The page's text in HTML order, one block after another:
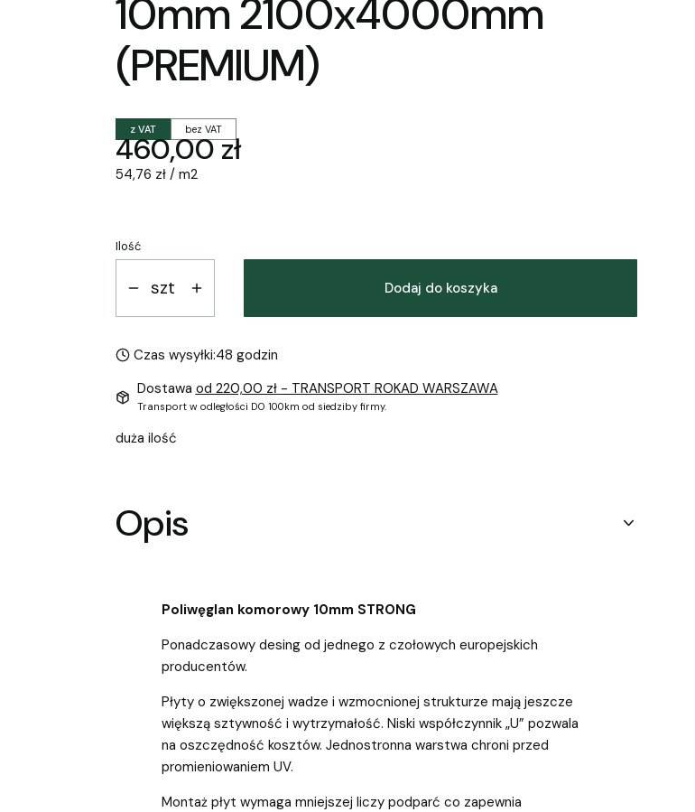
10mm 2100x4000mm
(PREMIUM)
z VAT bez VAT
Cena
460,00 zł
54,76 zł / m2
Ilość
szt Dodaj do koszyka
Czas wysyłki:48 godzin
Dostawa od 220,00 zł - TRANSPORT ROKAD WARSZAWA
Transport w odległości DO 100km od siedziby firmy.
duża ilość
Opis
Poliwęglan komorowy 10mm STRONG
Ponadczasowy desing od jednego z czołowych europejskich
producentów.
Płyty o zwiększonej wadze i wzmocnionej strukturze mają jeszcze
większą sztywność i wytrzymałość. Niski współczynnik „U” pozwala
na oszczędność kosztów. Jednostronna warstwa chroni przed
promieniowaniem UV.
Montaż płyt wymaga mniejszej liczy podparć co zapewnia